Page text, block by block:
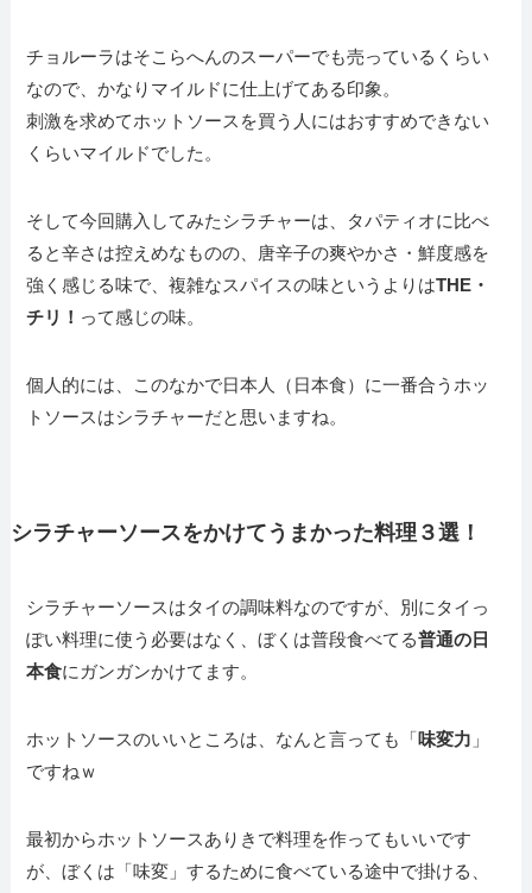
チョルーラはそこらへんのスーパーでも売っているくらい
なので、かなりマイルドに仕上げてある印象。
刺激を求めてホットソースを買う人にはおすすめできない
くらいマイルドでした。
そして今回購入してみたシラチャーは、タパティオに比べ
ると辛さは控えめなものの、唐辛子の爽やかさ・鮮度感を
強く感じる味で、複雑なスパイスの味というよりはTHE・
チリ！ って感じの味。
個人的には、このなかで日本人（日本食）に一番合うホッ
トソースはシラチャーだと思いますね。
シラチャーソースをかけてうまかった料理３選！
シラチャーソースはタイの調味料なのですが、別にタイっ
ぽい料理に使う必要はなく、ぼくは普段食べてる普通の日
本食にガンガンかけてます。
ホットソースのいいところは、なんと言っても「味変力 」
ですねｗ
最初からホットソースありきで料理を作ってもいいです
が、ぼくは「味変」するために食べている途中で掛ける、